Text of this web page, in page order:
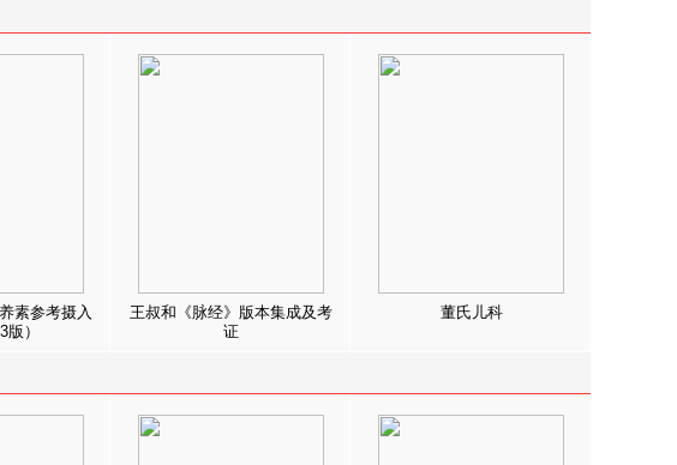
素参考摄入
）
王叔和《脉经》版本集成及考
证
董氏儿科